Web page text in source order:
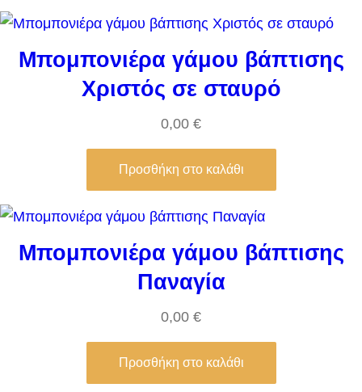
Μπομπονιέρα γάμου βάπτισης
Χριστός σε σταυρό
0,00 €
Προσθήκη στο καλάθι
Μπομπονιέρα γάμου βάπτισης
Παναγία
0,00 €
Προσθήκη στο καλάθι